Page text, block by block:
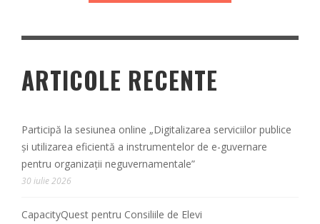
ARTICOLE RECENTE
Participă la sesiunea online „Digitalizarea serviciilor publice
și utilizarea eficientă a instrumentelor de e-guvernare
pentru organizații neguvernamentale”
30 iulie 2026
CapacityQuest pentru Consiliile de Elevi